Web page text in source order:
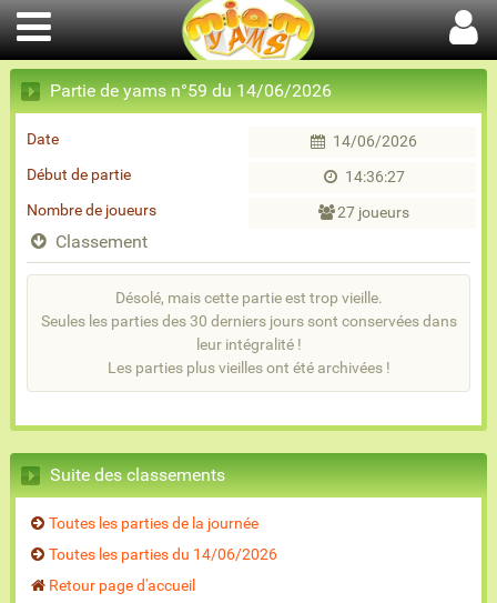
Partie de yams n°59 du 14/06/2026
Date
14/06/2026
Début de partie
14:36:27
Nombre de joueurs
27 joueurs
Classement
Désolé, mais cette partie est trop vieille.
Seules les parties des 30 derniers jours sont conservées dans
leur intégralité !
Les parties plus vieilles ont été archivées !
Suite des classements
Toutes les parties de la journée
Toutes les parties du 14/06/2026
Retour page d'accueil